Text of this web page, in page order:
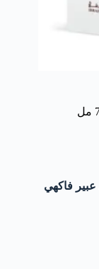
عطر مسك عبق الرمان من إبراهيم القرشي – 75 مل
عبير فاكهي